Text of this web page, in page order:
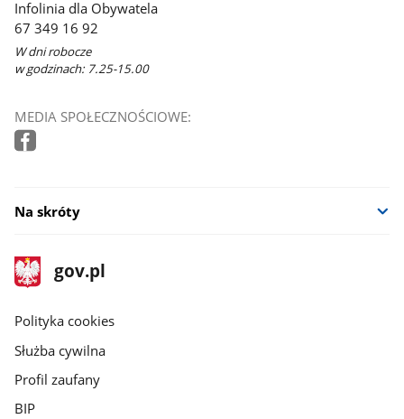
Infolinia dla Obywatela
67 349 16 92
W dni robocze
w godzinach: 7.25-15.00
MEDIA SPOŁECZNOŚCIOWE:
Na skróty
stopka
gov.pl
Strona
gov.pl
gov.pl
Polityka cookies
Służba cywilna
Profil zaufany
BIP